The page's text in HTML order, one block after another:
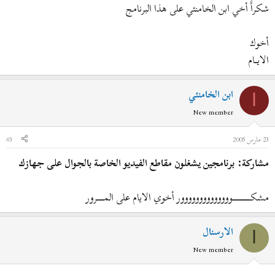
شكراًَ أخي ابن الخامنئي على هذا البرنامج
أخوك
الايــــام
ابن الخامنئي
New member
23 مارس 2005
#3
مشاركة: برنامجين يشغلون مقاطع الفيديو الخاصة بالجوال على جهازك
مشكـــــــــــــــــــــــــــــوووووووووووووور أخوي الايام على المـــــــــــرور
الارسنال
New member